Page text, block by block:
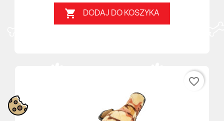
 DODAJ DO KOSZYKA
favorite_border